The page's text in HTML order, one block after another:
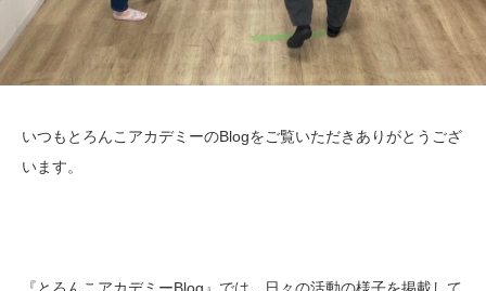
いつもとろんこアカデミーのBlogをご覧いただきありがとうござ
います。